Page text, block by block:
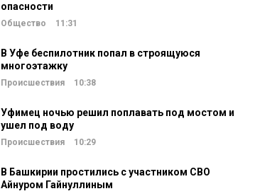
опасности
Общество 11:31
В Уфе беспилотник попал в строящуюся
многоэтажку
Происшествия 10:38
Уфимец ночью решил поплавать под мостом и
ушел под воду
Происшествия 10:29
В Башкирии простились с участником СВО
Айнуром Гайнуллиным